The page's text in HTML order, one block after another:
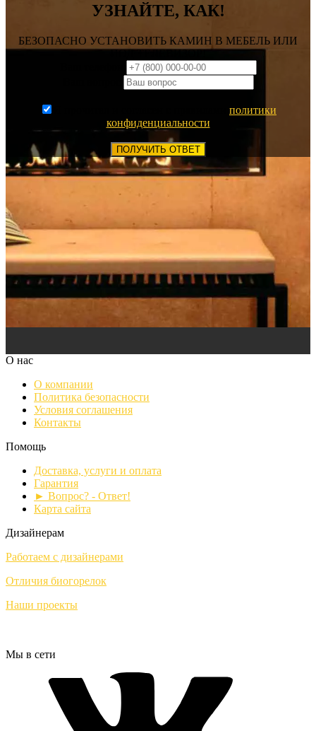
УЗНАЙТЕ, КАК!
БЕЗОПАСНО УСТАНОВИТЬ КАМИН В МЕБЕЛЬ ИЛИ
ПОД ТЕЛЕВИЗОР!
политики
конфиденциальности
ПОЛУЧИТЬ ОТВЕТ
О нас
О компании
Политика безопасности
Условия соглашения
Контакты
Помощь
Доставка, услуги и оплата
Гарантия
► Вопрос? - Ответ!
Карта сайта
Дизайнерам
Работаем с дизайнерами
Отличия биогорелок
Наши проекты
Мы в сети